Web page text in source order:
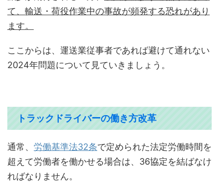
て、輸送・荷役作業中の事故が頻発する恐れがあり
ます。
ここからは、運送業従事者であれば避けて通れない
2024年問題について見ていきましょう。
トラックドライバーの働き方改革
通常、 労働基準法32条で定められた法定労働時間を
超えて労働者を働かせる場合は、36協定を結ばなけ
ればなりません。